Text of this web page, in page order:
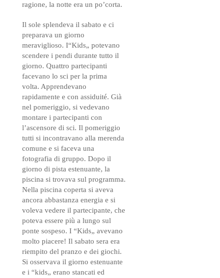
ragione, la notte era un po’corta.
Il sole splendeva il sabato e ci
preparava un giorno
meraviglioso. I“Kids„ potevano
scendere i pendi durante tutto il
giorno. Quattro partecipanti
facevano lo sci per la prima
volta. Apprendevano
rapidamente e con assiduité. Già
nel pomeriggio, si vedevano
montare i partecipanti con
l’ascensore di sci. Il pomeriggio
tutti si incontravano alla merenda
comune e si faceva una
fotografia di gruppo. Dopo il
giorno di pista estenuante, la
piscina si trovava sul programma.
Nella piscina coperta si aveva
ancora abbastanza energia e si
voleva vedere il partecipante, che
poteva essere più a lungo sul
ponte sospeso. I “Kids„ avevano
molto piacere! Il sabato sera era
riempito del pranzo e dei giochi.
Si osservava il giorno estenuante
e i “kids„ erano stancati ed